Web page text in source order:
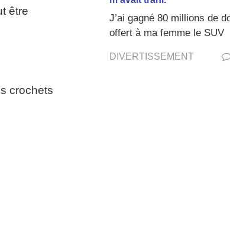
être
crochets
J’ai gagné 80 millions de
offert à ma femme le SUV
DIVERTISSEMENT